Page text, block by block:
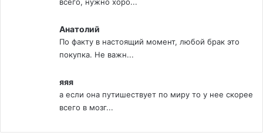
Анатолий
По факту в настоящий момент, любой брак это
покупка. Не важн...
яяя
а если она путишествует по миру то у нее скорее
всего в мозг...